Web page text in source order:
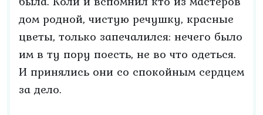
дом родной, чистую речушку, красные
цветы, только запечалился: нечего было
им в ту пору поесть, не во что одеться.
И принялись они со спокойным сердцем
за дело.